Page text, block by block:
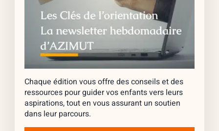
Chaque édition vous offre des conseils et des
ressources pour guider vos enfants vers leurs
aspirations, tout en vous assurant un soutien
dans leur parcours.